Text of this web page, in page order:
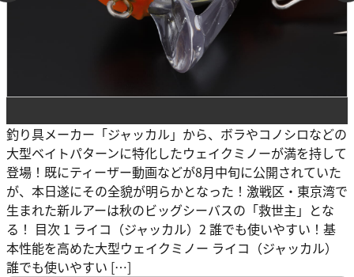
釣り具メーカー「ジャッカル」から、ボラやコノシロなどの
大型ベイトパターンに特化したウェイクミノーが満を持して
登場！既にティーザー動画などが8月中旬に公開されていた
が、本日遂にその全貌が明らかとなった！激戦区・東京湾で
生まれた新ルアーは秋のビッグシーバスの「救世主」とな
る！ 目次 1 ライコ（ジャッカル）2 誰でも使いやすい！基
本性能を高めた大型ウェイクミノー ライコ（ジャッカル）
誰でも使いやすい […]